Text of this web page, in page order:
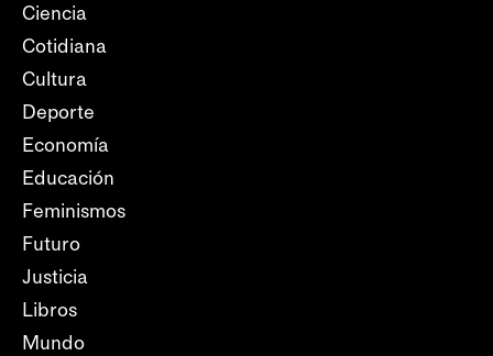
Ciencia
Cotidiana
Cultura
Deporte
Economía
Educación
Feminismos
Futuro
Justicia
Libros
Mundo